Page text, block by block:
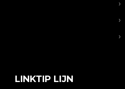
LINKTIP LIJN